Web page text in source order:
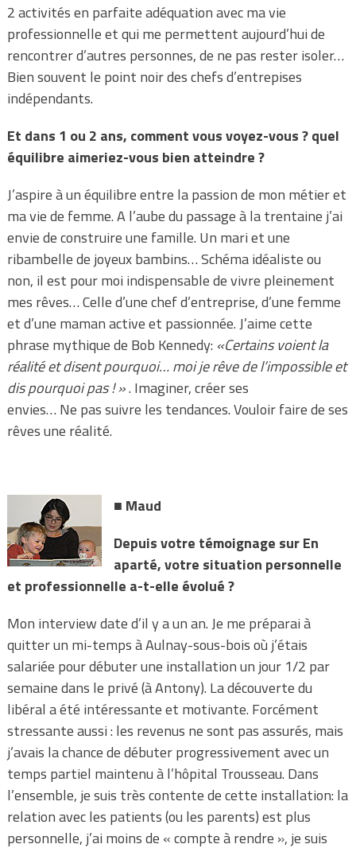
2 activités en parfaite adéquation avec ma vie
professionnelle et qui me permettent aujourd’hui de
rencontrer d’autres personnes, de ne pas rester isoler…
Bien souvent le point noir des chefs d’entrepises
indépendants.
Et dans 1 ou 2 ans, comment vous voyez-vous ? quel
équilibre aimeriez-vous bien atteindre ?
J’aspire à un équilibre entre la passion de mon métier et
ma vie de femme. A l’aube du passage à la trentaine j’ai
envie de construire une famille. Un mari et une
ribambelle de joyeux bambins… Schéma idéaliste ou
non, il est pour moi indispensable de vivre pleinement
mes rêves… Celle d’une chef d’entreprise, d’une femme
et d’une maman active et passionnée.J’aime cette
phrase mythique de Bob Kennedy: «Certains voient la
réalité et disent pourquoi… moi je rêve de l’impossible et
dis pourquoi pas ! ». Imaginer, créer ses
envies… Ne pas suivre les tendances. Vouloir faire de ses
rêves une réalité.
■ Maud
Depuis votre témoignage sur En
aparté, votre situation personnelle
et professionnelle a-t-elle évolué ?
Mon interview date d’il y a un an. Je me préparai à
quitter un mi-temps à Aulnay-sous-bois où j’étais
salariée pour débuter une installation un jour 1/2 par
semaine dans le privé (à Antony). La découverte du
libéral a été intéressante et motivante. Forcément
stressante aussi : les revenus ne sont pas assurés, mais
j’avais la chance de débuter progressivement avec un
temps partiel maintenu à l’hôpital Trousseau. Dans
l’ensemble, je suis très contente de cette installation: la
relation avec les patients (ou les parents) est plus
personnelle, j’ai moins de « compte à rendre », je suis